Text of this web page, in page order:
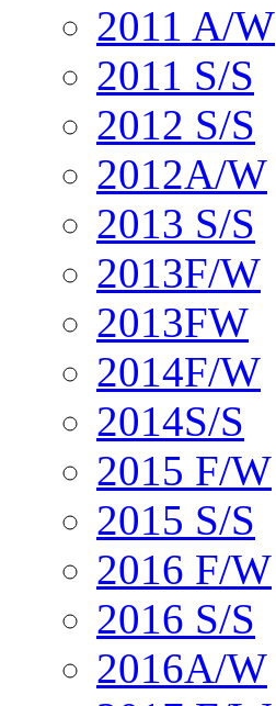
2011 A/W
2011 S/S
2012 S/S
2012A/W
2013 S/S
2013F/W
2013FW
2014F/W
2014S/S
2015 F/W
2015 S/S
2016 F/W
2016 S/S
2016A/W